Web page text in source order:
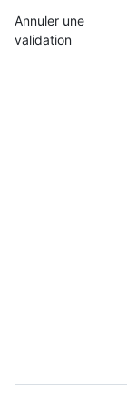
Annuler une
validation